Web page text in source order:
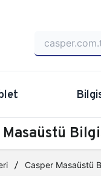
Casper Masaüstü